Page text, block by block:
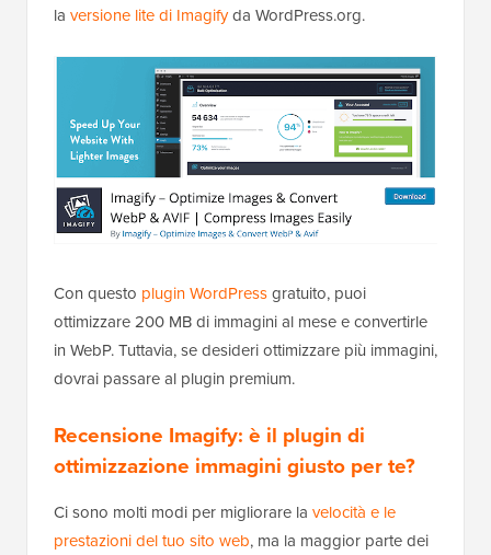
la versione lite di Imagifyda WordPress.org.
Con questo plugin WordPressgratuito, puoi
ottimizzare 200 MB di immagini al mese e convertirle
in WebP. Tuttavia, se desideri ottimizzare più immagini,
dovrai passare al plugin premium.
Recensione Imagify: è il plugin di
ottimizzazione immagini giusto per te?
Ci sono molti modi per migliorare la velocità e le
prestazioni del tuo sito web, ma la maggior parte dei